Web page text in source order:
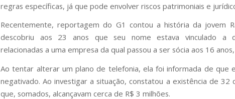
regras específicas, já que pode envolver riscos patrimoniais e
Recentemente, reportagem do G1 contou a história da jovem
descobriu aos 23 anos que seu nome estava vinculado a
relacionadas a uma empresa da qual passou a ser sócia aos 16
Ao tentar alterar um plano de telefonia, ela foi informada de que
negativado. Ao investigar a situação, constatou a existência de 32
que, somados, alcançavam cerca de R$ 3 milhões.